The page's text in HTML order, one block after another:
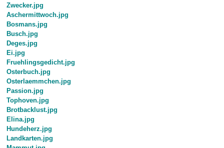
Zwecker.jpg
Aschermittwoch.jpg
Bosmans.jpg
Busch.jpg
Deges.jpg
Ei.jpg
Fruehlingsgedicht.jpg
Osterbuch.jpg
Osterlaemmchen.jpg
Passion.jpg
Tophoven.jpg
Brotbacklust.jpg
Elina.jpg
Hundeherz.jpg
Landkarten.jpg